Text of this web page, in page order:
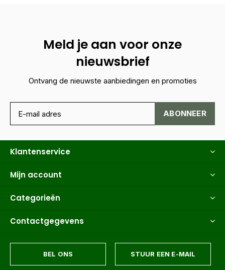
Meld je aan voor onze
nieuwsbrief
Ontvang de nieuwste aanbiedingen en promoties
ABONNEER
Klantenservice
Mijn account
Categorieën
Contactgegevens
BEL ONS STUUR EEN E-MAIL